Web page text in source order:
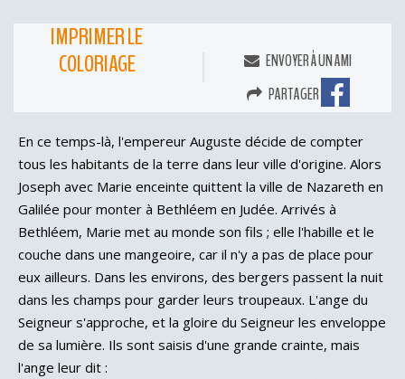
IMPRIMER LE
COLORIAGE
ENVOYER À UN AMI
PARTAGER
En ce temps-là, l'empereur Auguste décide de compter
tous les habitants de la terre dans leur ville d'origine. Alors
Joseph avec Marie enceinte quittent la ville de Nazareth en
Galilée pour monter à Bethléem en Judée. Arrivés à
Bethléem, Marie met au monde son fils ; elle l'habille et le
couche dans une mangeoire, car il n'y a pas de place pour
eux ailleurs. Dans les environs, des bergers passent la nuit
dans les champs pour garder leurs troupeaux. L'ange du
Seigneur s'approche, et la gloire du Seigneur les enveloppe
de sa lumière. Ils sont saisis d'une grande crainte, mais
l'ange leur dit :